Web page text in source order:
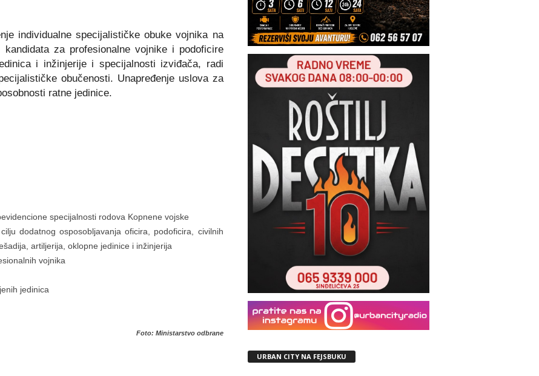
individualne specijalističke obuke vojnika na
za profesionalne vojnike i podoficire
i inžinjerije i specijalnosti izviđača, radi
obučenosti. Unapređenje uslova za
ratne jedinice.
specijalnosti rodova Kopnene vojske
dodatnog osposobljavanja oficira, podoficira, civilnih
artiljerija, oklopne jedinice i inžinjerija
vojnika
jedinica
Foto: Ministarstvo odbrane
URBAN CITY NA FEJSBUKU